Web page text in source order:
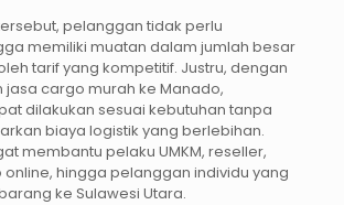
pelanggan tidak perlu
memiliki muatan dalam jumlah besar
tarif yang kompetitif. Justru, dengan
cargo murah ke Manado,
dilakukan sesuai kebutuhan tanpa
biaya logistik yang berlebihan.
membantu pelaku UMKM, reseller,
online, hingga pelanggan individu yang
ke Sulawesi Utara.